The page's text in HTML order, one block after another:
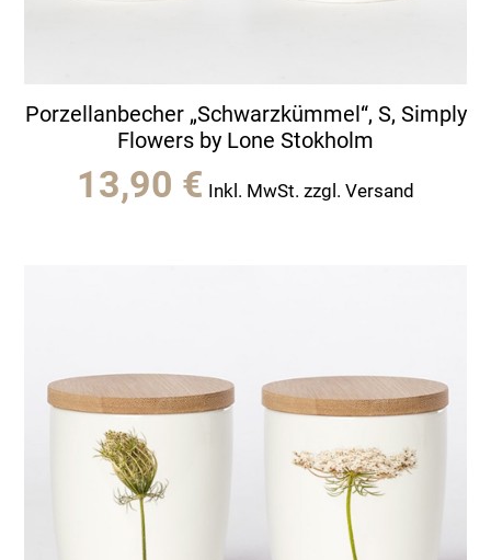
Porzellanbecher „Schwarzkümmel“, S, Simply
Flowers by Lone Stokholm
13,90 € Inkl. MwSt. zzgl. Versand